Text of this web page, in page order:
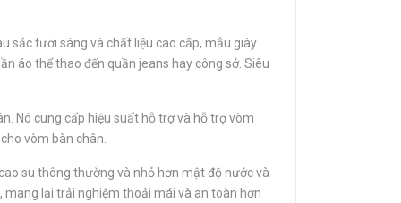
sắc tươi sáng và chất liệu cao cấp, mẫu giày
áo thể thao đến quần jeans hay công sở. Siêu
Nó cung cấp hiệu suất hỗ trợ và hỗ trợ vòm
vòm bàn chân.
su thông thường và nhỏ hơn mật độ nước và
lại trải nghiệm thoải mái và an toàn hơn